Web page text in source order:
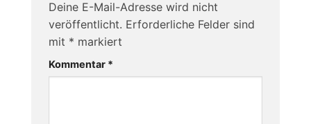
Deine E-Mail-Adresse wird nicht
veröffentlicht. Erforderliche Felder sind
mit * markiert
Kommentar *